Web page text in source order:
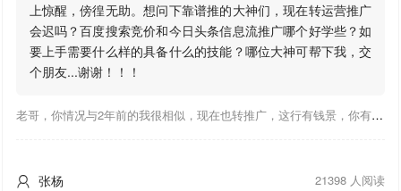
上惊醒，傍徨无助。想问下靠谱推的大神们，现在转运营推广
会迟吗？百度搜索竞价和今日头条信息流推广哪个好学些？如
要上手需要什么样的具备什么的技能？哪位大神可帮下我，交
个朋友...谢谢！！！
老哥，你情况与2年前的我很相似，现在也转推广，这行有钱景，你有基础上手会比较快，不必担心。至于学竞价还是信息流哪个好，我是信息流广告入手，现在迷上靠谱推关注大神们的营销推广干货。有空你也可多泡下这站，真能学到不少东西；希望可以帮到你！
 张杨 21398 人阅读